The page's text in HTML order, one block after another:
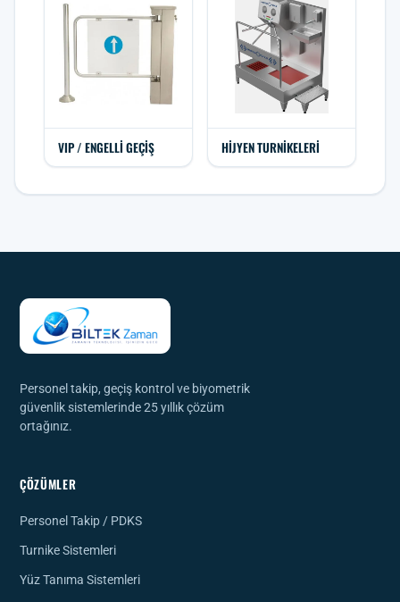
VIP / ENGELLI GEÇIŞ HIJYEN TURNIKELERI
Personel takip, geçiş kontrol ve biyometrik
güvenlik sistemlerinde 25 yıllık çözüm
ortağınız.
ÇÖZÜMLER
Personel Takip / PDKS
Turnike Sistemleri
Yüz Tanıma Sistemleri